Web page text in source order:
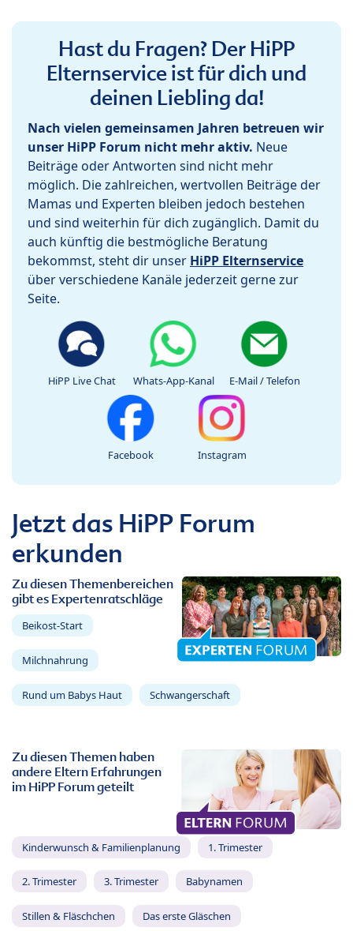
Hast du Fragen? Der HiPP
Elternservice ist für dich und
deinen Liebling da!
Nach vielen gemeinsamen Jahren betreuen wir
unser HiPP Forum nicht mehr aktiv. Neue
Beiträge oder Antworten sind nicht mehr
möglich. Die zahlreichen, wertvollen Beiträge der
Mamas und Experten bleiben jedoch bestehen
und sind weiterhin für dich zugänglich. Damit du
auch künftig die bestmögliche Beratung
bekommst, steht dir unser HiPP Elternservice
über verschiedene Kanäle jederzeit gerne zur
Seite.
HiPP Live Chat Whats-App-Kanal E-Mail / Telefon
Facebook Instagram
Jetzt das HiPP Forum
erkunden
Zu diesen Themenbereichen
gibt es Expertenratschläge
Beikost-Start
Milchnahrung
Rund um Babys Haut Schwangerschaft
Zu diesen Themen haben
andere Eltern Erfahrungen
im HiPP Forum geteilt
Kinderwunsch & Familienplanung 1. Trimester
2. Trimester 3. Trimester Babynamen
Stillen & Fläschchen Das erste Gläschen